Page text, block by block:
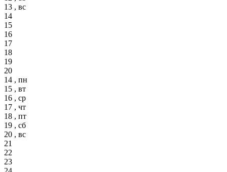
13 , вс
14
15
16
17
18
19
20
14 , пн
15 , вт
16 , ср
17 , чт
18 , пт
19 , сб
20 , вс
21
22
23